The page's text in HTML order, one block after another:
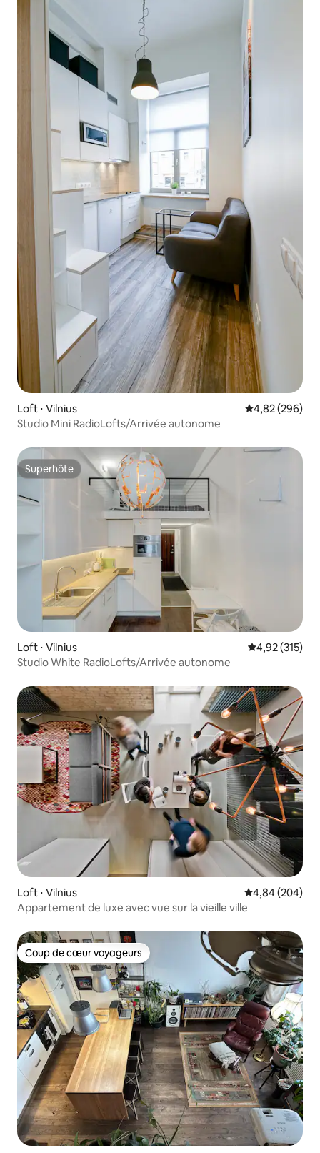
Loft ⋅ Vilnius Évaluation
4,82 (296)
Studio Mini RadioLofts/Arrivée autonome
Superhôte
Superhôte
Loft ⋅ Vilnius Évaluation
4,92 (315)
Studio White RadioLofts/Arrivée autonome
Loft ⋅ Vilnius Évaluation
4,84 (204)
Appartement de luxe avec vue sur la vieille ville
Coup de cœur voyageurs
Coup de cœur voyageurs